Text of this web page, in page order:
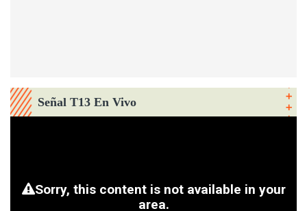
Señal T13 En Vivo